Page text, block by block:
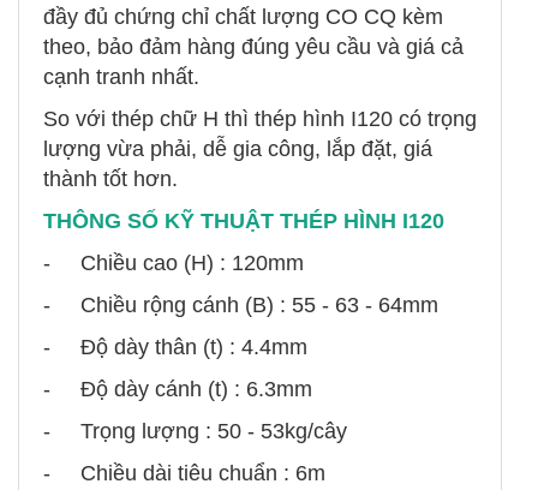
đầy đủ chứng chỉ chất lượng CO CQ kèm
theo, bảo đảm hàng đúng yêu cầu và giá cả
cạnh tranh nhất.
So với thép chữ H thì thép hình I120 có trọng
lượng vừa phải, dễ gia công, lắp đặt, giá
thành tốt hơn.
THÔNG SỐ KỸ THUẬT THÉP HÌNH I120
- Chiều cao (H) : 120mm
- Chiều rộng cánh (B) : 55 - 63 - 64mm
- Độ dày thân (t) : 4.4mm
- Độ dày cánh (t) : 6.3mm
- Trọng lượng : 50 - 53kg/cây
- Chiều dài tiêu chuẩn : 6m